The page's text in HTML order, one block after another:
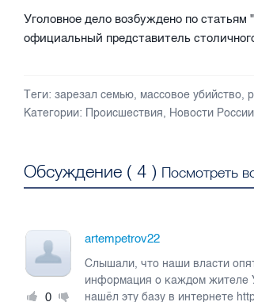
Уголовное дело возбуждено по
официальный представитель
Теги: зарезал семью, массовое убийство,
Категории: Происшествия, Новости России
Обсуждение (4 ) Посмотреть
0
artempetrov22
Слышали, что наши власти
информация о каждом жителе
нашёл эту базу в интернете